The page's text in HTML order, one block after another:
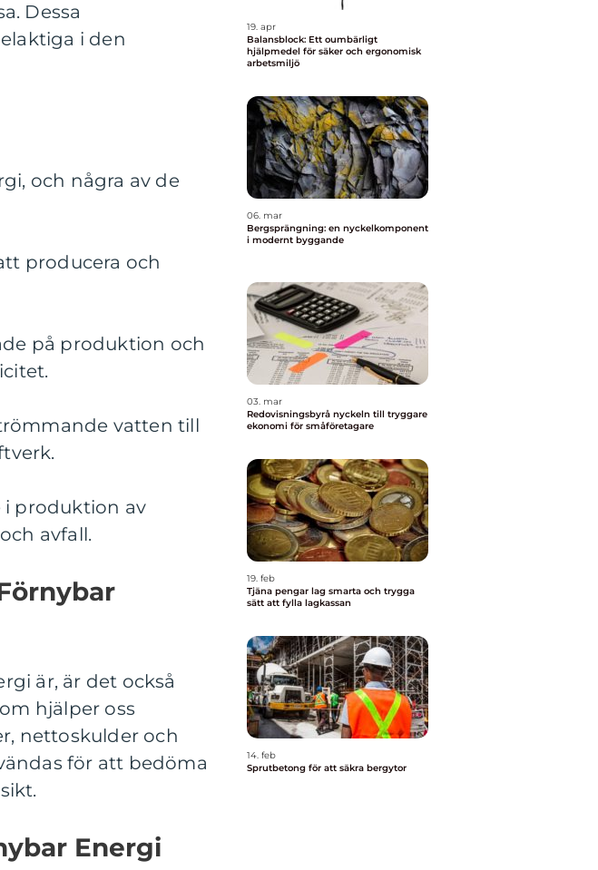
Dessa
i den
och några av de
producera och
på produktion och
vatten till
i produktion av
avfall.
är, är det också
hjälper oss
nettoskulder och
för att bedöma
Energi
19. apr
Balansblock: Ett oumbärligt
hjälpmedel för säker och ergonomisk
arbetsmiljö
06. mar
Bergsprängning: en nyckelkomponent
i modernt byggande
03. mar
Redovisningsbyrå nyckeln till tryggare
ekonomi för småföretagare
19. feb
Tjäna pengar lag smarta och trygga
sätt att fylla lagkassan
14. feb
Sprutbetong för att säkra bergytor